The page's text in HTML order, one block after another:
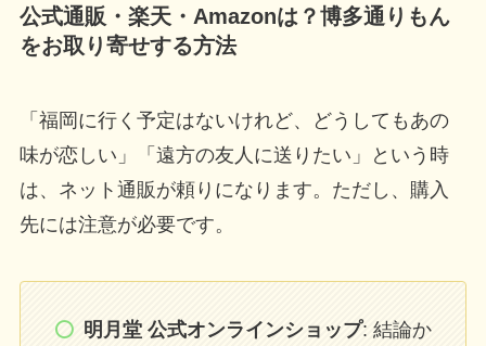
公式通販・楽天・Amazonは？博多通りもん
をお取り寄せする方法
「福岡に行く予定はないけれど、どうしてもあの
味が恋しい」「遠方の友人に送りたい」という時
は、ネット通販が頼りになります。ただし、購入
先には注意が必要です。
明月堂 公式オンラインショップ: 結論か